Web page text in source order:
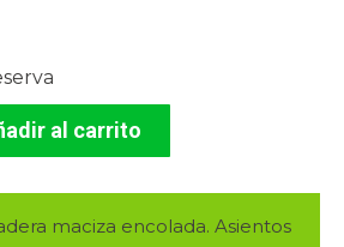
es:
595.00€.
al carrito
maciza encolada. Asientos